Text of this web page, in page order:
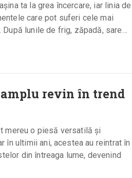
ta la grea încercare, iar linia de
care pot suferi cele mai
lunile de frig, zăpadă, sare…
revin în trend
mereu o piesă versatilă și
în ultimii ani, acestea au reintrat în
din întreaga lume, devenind